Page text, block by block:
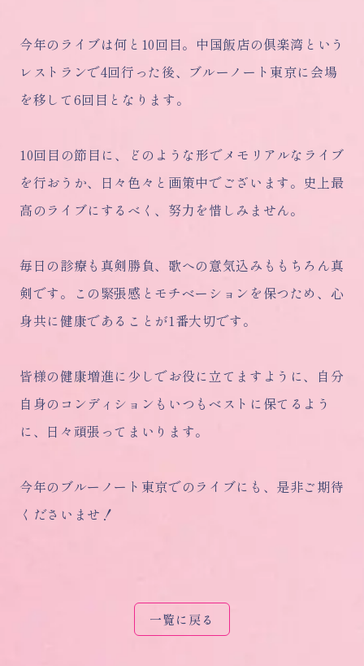
今年のライブは何と10回目。中国飯店の倶楽湾という
レストランで4回行った後、ブルーノート東京に会場
を移して6回目となります。
10回目の節目に、どのような形でメモリアルなライブ
を行おうか、日々色々と画策中でございます。史上最
高のライブにするべく、努力を惜しみません。
毎日の診療も真剣勝負、歌への意気込みももちろん真
剣です。この緊張感とモチベーションを保つため、心
身共に健康であることが1番大切です。
皆様の健康増進に少しでお役に立てますように、自分
自身のコンディションもいつもベストに保てるよう
に、日々頑張ってまいります。
今年のブルーノート東京でのライブにも、是非ご期待
くださいませ！
一覧に戻る